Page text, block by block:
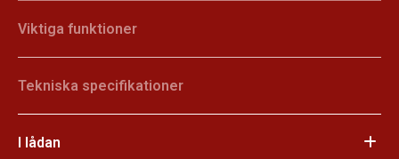
Viktiga funktioner
Tekniska specifikationer
I lådan